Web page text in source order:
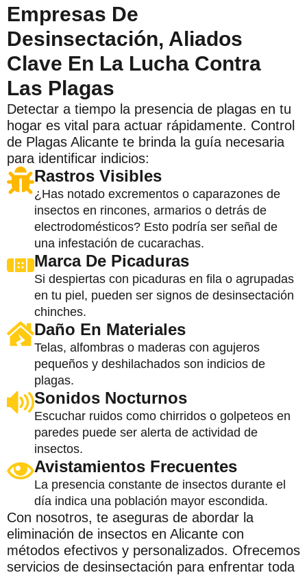
Empresas De
Desinsectación, Aliados
Clave En La Lucha Contra
Las Plagas
Detectar a tiempo la presencia de plagas en tu
hogar es vital para actuar rápidamente. Control
de Plagas Alicante te brinda la guía necesaria
para identificar indicios:
Rastros Visibles
¿Has notado excrementos o caparazones de
insectos en rincones, armarios o detrás de
electrodomésticos? Esto podría ser señal de
una infestación de cucarachas.
Marca De Picaduras
Si despiertas con picaduras en fila o agrupadas
en tu piel, pueden ser signos de desinsectación
chinches.
Daño En Materiales
Telas, alfombras o maderas con agujeros
pequeños y deshilachados son indicios de
plagas.
Sonidos Nocturnos
Escuchar ruidos como chirridos o golpeteos en
paredes puede ser alerta de actividad de
insectos.
Avistamientos Frecuentes
La presencia constante de insectos durante el
día indica una población mayor escondida.
Con nosotros, te aseguras de abordar la
eliminación de insectos en Alicante con
métodos efectivos y personalizados. Ofrecemos
servicios de desinsectación para enfrentar toda